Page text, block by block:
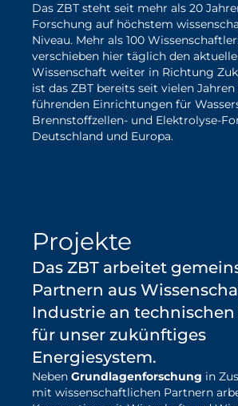
Das ZBT steht seit mehr als 20
Forschung auf höchstem
Niveau. Mehr als 100
verschieben hier täglich den
Wissenschaft weiter in Richtung
ist das ZBT bereits seit vielen Jahren
führenden Einrichtungen für
Brennstoffzellen- und Elektrolyse-
Deutschland und Europa.
Projekte
Das ZBT arbeitet
Partnern aus
Industrie an
für unser zukünftiges
Energiesystem.
Neben Grundlagenforschung in
mit wissenschaftlichen Partnern